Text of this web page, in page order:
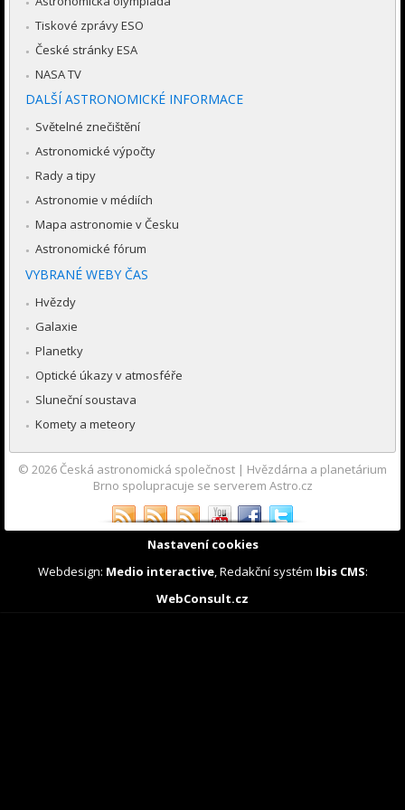
Tiskové zprávy ESO
České stránky ESA
NASA TV
DALŠÍ ASTRONOMICKÉ INFORMACE
Světelné znečištění
Astronomické výpočty
Rady a tipy
Astronomie v médiích
Mapa astronomie v Česku
Astronomické fórum
VYBRANÉ WEBY ČAS
Hvězdy
Galaxie
Planetky
Optické úkazy v atmosféře
Sluneční soustava
Komety a meteory
© 2026 Česká astronomická společnost | Hvězdárna a planetárium
Brno spolupracuje se serverem Astro.cz
Nastavení cookies
Webdesign: Medio interactive, Redakční systém Ibis CMS:
WebConsult.cz